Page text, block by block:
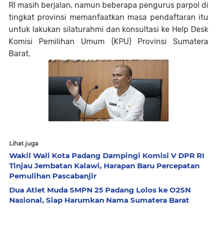
RI masih berjalan, namun beberapa pengurus parpol di
tingkat provinsi memanfaatkan masa pendaftaran itu
untuk lakukan silaturahmi dan konsultasi ke Help Desk
Komisi Pemilihan Umum (KPU) Provinsi Sumatera
Barat.
Lihat juga
Wakil Wali Kota Padang Dampingi Komisi V DPR RI
Tinjau Jembatan Kalawi, Harapan Baru Percepatan
Pemulihan Pascabanjir
Dua Atlet Muda SMPN 25 Padang Lolos ke O2SN
Nasional, Siap Harumkan Nama Sumatera Barat